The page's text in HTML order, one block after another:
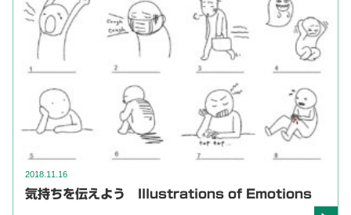
2018.11.16
気持ちを伝えよう Illustrations of Emotions